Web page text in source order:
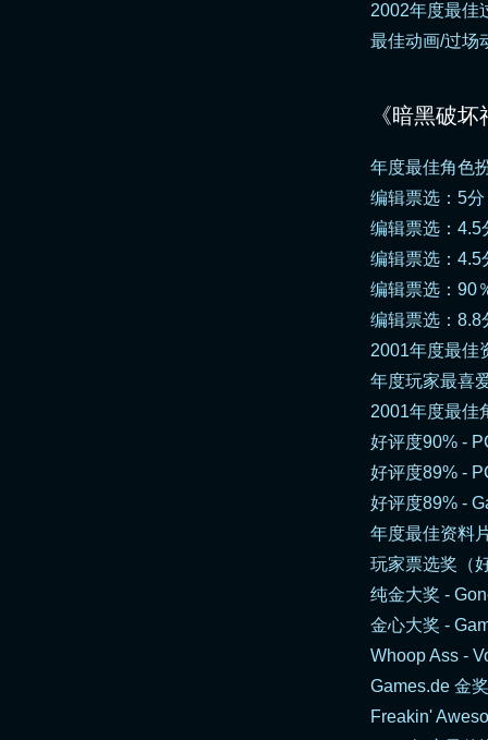
2002年度最佳
最佳动画/过场
《暗黑破
年度最佳角色
编辑票选：5
编辑票选：
编辑票选：
编辑票选：90
编辑票选：8.8
2001年度最佳
年度玩家最喜
2001年度最佳
好评度90% -
好评度89% -
好评度89% -
年度最佳资料
玩家票选奖（
纯金大奖 -
金心大奖 -
Whoop Ass -
Games.de 金
Freakin'